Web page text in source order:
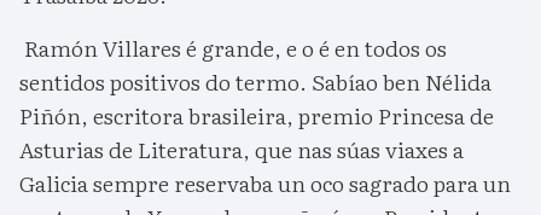
Ramón Villares é grande, e o é en todos os
sentidos positivos do termo. Sabíao ben Nélida
Piñón, escritora brasileira, premio Princesa de
Asturias de Literatura, que nas súas viaxes a
Galicia sempre reservaba un oco sagrado para un